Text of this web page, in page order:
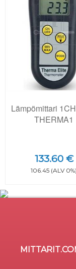
Lämpömittari
THERMA1
133.60 €
106.45 (ALV 0%)